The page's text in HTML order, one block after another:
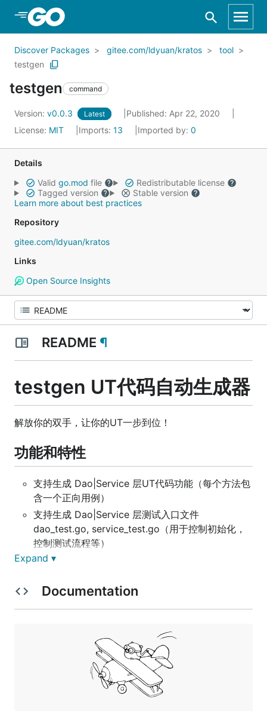
Skip to Main Content
Discover Packages gitee.com/ldyuan/kratos
tool
testgen
testgen command
Version: v0.0.3 Latest
Published: Apr 22, 2020
License: MIT Imports: 13 Imported by: 0
Details
Valid go.mod file
Redistributable license
Tagged version
Stable version
Learn more about best practices
Repository
gitee.com/ldyuan/kratos
Links
Open Source Insights
README ¶
testgen UT代码自动生成器
解放你的双手，让你的UT一步到位！
功能和特性
支持生成 Dao|Service 层UT代码功能（每个方法包
含一个正向用例）
支持生成 Dao|Service 层测试入口文件
dao_test.go, service_test.go（用于控制初始化，
控制测试流程等）
支持生成Mock代码（使用GoMock框架）
mode"指定）
生成单元测试代码时，同时支持传入目录或文件
funcName"指定）
Expand ▾
Documentation